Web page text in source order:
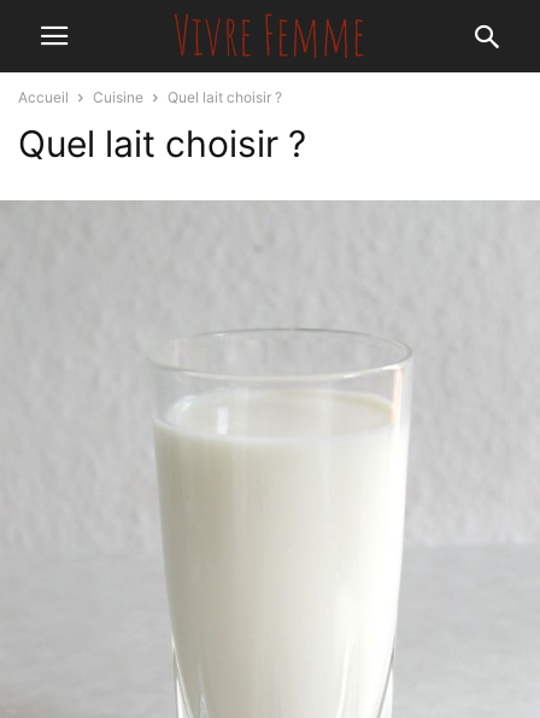
Accueil Cuisine Quel lait choisir ?
Quel lait choisir ?